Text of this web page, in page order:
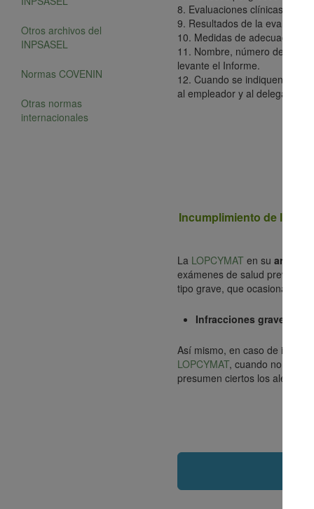
Otros archivos del
INPSASEL
Normas COVENIN
Otras normas
internacionales
8. Evaluaciones clínicas y
9. Resultados de la evaluación.
10. Medidas de adecuación
11. Nombre, número de
levante el Informe.
12. Cuando se indiquen
al empleador y al delegado de
Incumplimiento de las
La LOPCYMAT en su artículo
exámenes de salud
tipo grave, que ocasionará
Infracciones graves:
Así mismo, en caso de
LOPCYMAT, cuando no
presumen ciertos los alegatos